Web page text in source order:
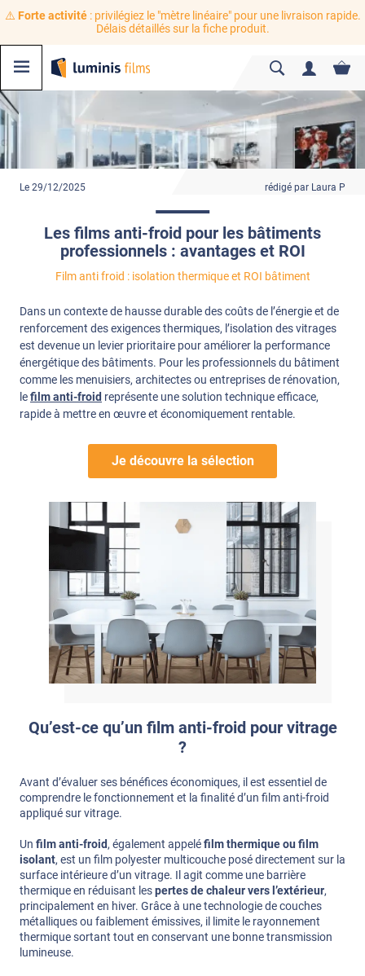
⚠️ Forte activité: privilégiez le "mètre linéaire" pour une livraison rapide.
Délais détaillés sur la fiche produit.
Le 29/12/2025 rédigé par Laura P
Les films anti-froid pour les bâtiments
professionnels : avantages et ROI
Film anti froid : isolation thermique et ROI bâtiment
Dans un contexte de hausse durable des coûts de l’énergie et de
renforcement des exigences thermiques, l’isolation des vitrages
est devenue un levier prioritaire pour améliorer la performance
énergétique des bâtiments. Pour les professionnels du bâtiment
comme les menuisiers, architectes ou entreprises de rénovation,
lefilm anti-froid représente une solution technique efficace,
rapide à mettre en œuvre et économiquement rentable.
Je découvre la sélection
Qu’est-ce qu’un film anti-froid pour vitrage
?
Avant d’évaluer ses bénéfices économiques, il est essentiel de
comprendre le fonctionnement et la finalité d’un film anti-froid
appliqué sur vitrage.
Un film anti-froid, également appeléfilm thermique ou film
isolant, est un film polyester multicouche posé directement sur la
surface intérieure d’un vitrage. Il agit comme une barrière
thermique en réduisant lespertes de chaleur vers l’extérieur,
principalement en hiver. Grâce à une technologie de couches
métalliques ou faiblement émissives, il limite le rayonnement
thermique sortant tout en conservant une bonne transmission
lumineuse.